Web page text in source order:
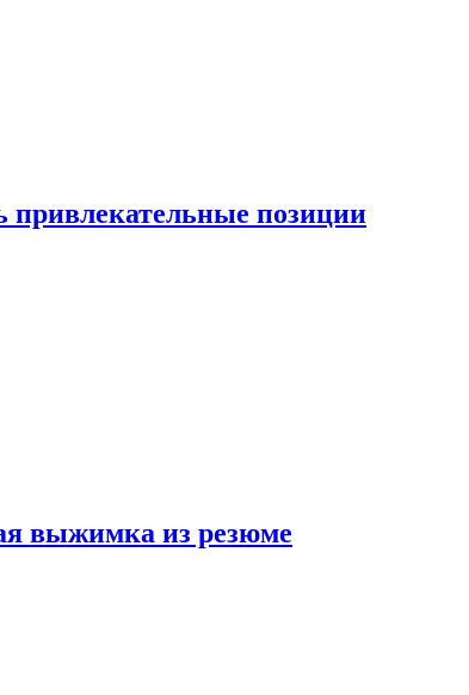
привлекательные позиции
выжимка из резюме